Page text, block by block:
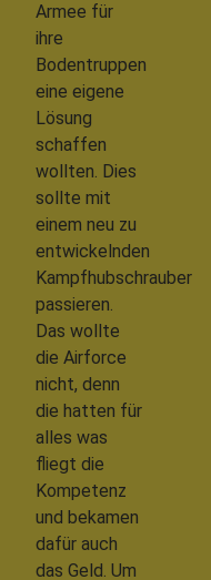
Armee für
ihre
Bodentruppen
eine eigene
Lösung
schaffen
wollten. Dies
sollte mit
einem neu zu
entwickelnden
Kampfhubschrauber
passieren.
Das wollte
die Airforce
nicht, denn
die hatten für
alles was
fliegt die
Kompetenz
und bekamen
dafür auch
das Geld. Um